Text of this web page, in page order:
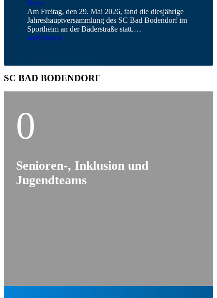
Verein
Am Freitag, den 29. Mai 2026, fand die diesjährige
Jahreshauptversammlung des SC Bad Bodendorf im
Sportheim an der Bäderstraße statt.…
weiterlesen
SC BAD BODENDORF
0
Senioren-, Inklusion und
Jugendteams